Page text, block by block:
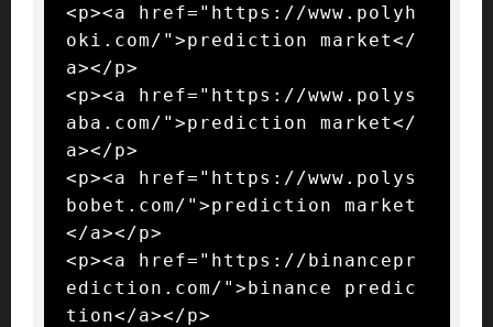
<p><a href="https://www.polyh
oki.com/">prediction market</
a></p>
<p><a href="https://www.polys
aba.com/">prediction market</
a></p>
<p><a href="https://www.polys
bobet.com/">prediction market
</a></p>
<p><a href="https://binancepr
ediction.com/">binance predic
tion</a></p>